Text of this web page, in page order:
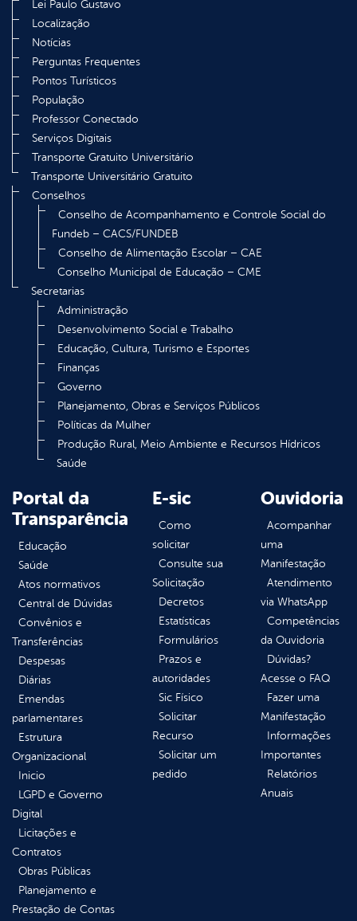
Lei Paulo Gustavo
Localização
Notícias
Perguntas Frequentes
Pontos Turísticos
População
Professor Conectado
Serviços Digitais
Transporte Gratuito Universitário
Transporte Universitário Gratuito
Conselhos
Conselho de Acompanhamento e Controle Social do
Fundeb – CACS/FUNDEB
Conselho de Alimentação Escolar – CAE
Conselho Municipal de Educação – CME
Secretarias
Administração
Desenvolvimento Social e Trabalho
Educação, Cultura, Turismo e Esportes
Finanças
Governo
Planejamento, Obras e Serviços Públicos
Políticas da Mulher
Produção Rural, Meio Ambiente e Recursos Hídricos
Saúde
Portal da
Transparência
Educação
Saúde
Atos normativos
Central de Dúvidas
Convênios e
Transferências
Despesas
Diárias
Emendas
parlamentares
Estrutura
Organizacional
Inicio
LGPD e Governo
Digital
Licitações e
Contratos
Obras Públicas
Planejamento e
Prestação de Contas
E-sic
Como
solicitar
Consulte sua
Solicitação
Decretos
Estatísticas
Formulários
Prazos e
autoridades
Sic Físico
Solicitar
Recurso
Solicitar um
pedido
Ouvidoria
Acompanhar
uma
Manifestação
Atendimento
via WhatsApp
Competências
da Ouvidoria
Dúvidas?
Acesse o FAQ
Fazer uma
Manifestação
Informações
Importantes
Relatórios
Anuais